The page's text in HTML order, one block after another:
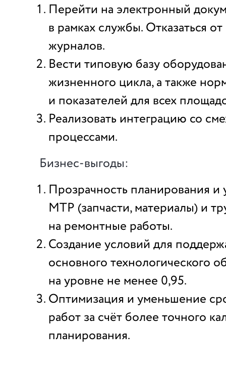
Перейти на электронный
в рамках службы. Отказаться
журналов.
Вести типовую базу
жизненного цикла, а также
и показателей для всех
Реализовать интеграцию со
процессами.
Бизнес-выгоды:
Прозрачность планирования и
МТР (запчасти, материалы) и
на ремонтные работы.
Создание условий для
основного технологического
на уровне не менее 0,95.
Оптимизация и уменьшение
работ за счёт более точного
планирования.